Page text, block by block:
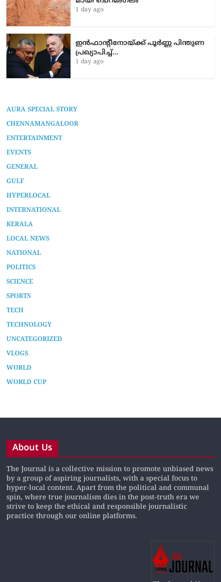
1 day ago
ഇൻഫാന്റീനോയ്ക്ക് പൂർണ്ണ പിന്തുണ
പ്രഖ്യാപിച്ച്…
1 day ago
AURA SPECIAL STORY
CHENNAMANGALOOR
ENTERTAINMENT
EVENTS
GENERAL
GULF
HYPERLOCAL
INTERNATIONAL
KERALA
LOCAL NEWS
NATIONAL
POLITICS
SCIENCE
SPORTS
TECH
TECHNOLOGY
UNCATEGORIZED
VLOGS
WORLD
WORLD CUP
About Us
The Journal is a collective mission to promote unbiased news
by a group of aspiring journalists, with a special focus to
hyper-local content. Apart from the political and communal
spin, where true journalism dies in the post-truth era we
strive to keep the ethical and responsible journalistic
practice through our online platforms.